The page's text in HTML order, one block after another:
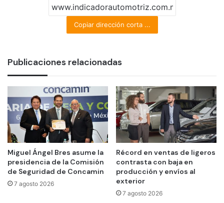
Copiar dirección corta ...
Publicaciones relacionadas
Miguel Ángel Bres asume la
presidencia de la Comisión
de Seguridad de Concamin
7 agosto 2026
Récord en ventas de ligeros
contrasta con baja en
producción y envíos al
exterior
7 agosto 2026